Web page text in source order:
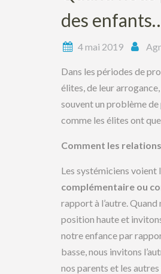
des
4 mai 2019
Dans les périodes de
élites, de leur
souvent un problème de
comme les élites ont
Comment les
Les systémiciens voient
complémentaire ou
rapport à l’autre. Quand
position haute et
notre enfance par
basse, nous invitons
nos parents et les